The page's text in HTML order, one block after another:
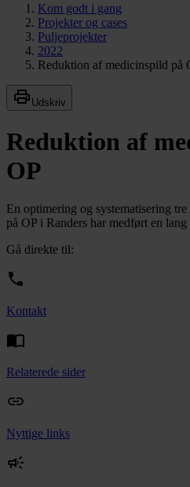
Kom godt i gang
Projekter og cases
Puljeprojekter
2022
Reduktion af medicinspild på
Udskriv
Reduktion af
OP
En optimering og systematisering
på OP i Randers har medført en
Gå direkte til:
Kontakt
Relaterede sider
Nyttige links